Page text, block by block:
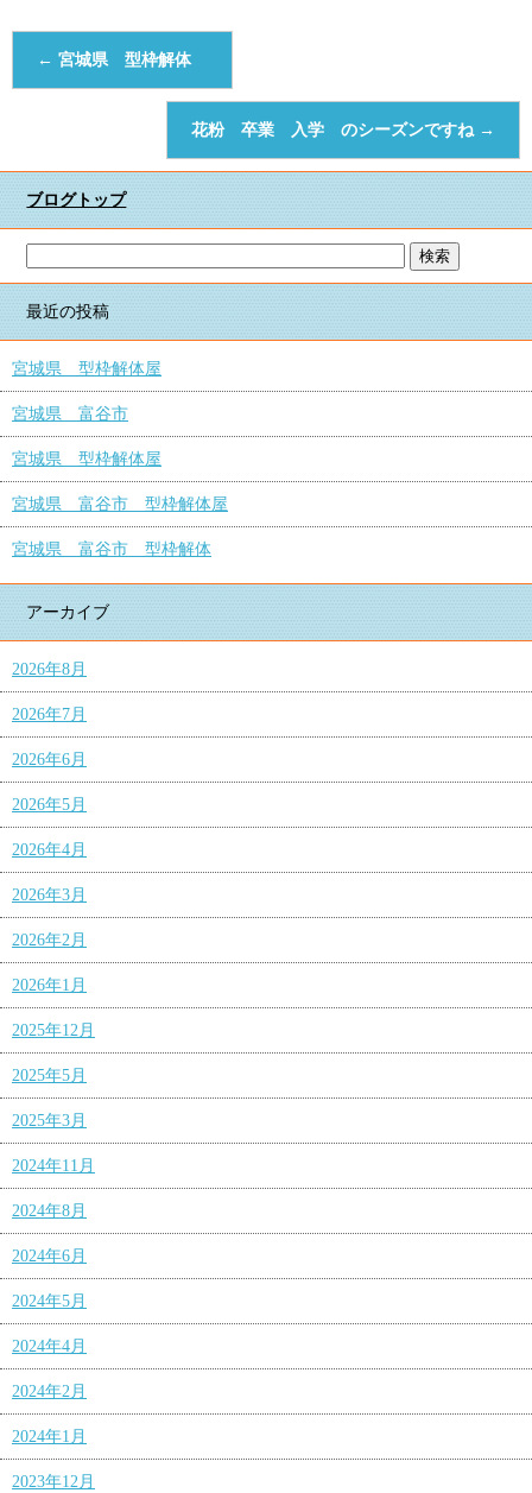
← 宮城県 型枠解体
花粉 卒業 入学 のシーズンですね →
ブログトップ
最近の投稿
宮城県 型枠解体屋
宮城県 富谷市
宮城県 型枠解体屋
宮城県 富谷市 型枠解体屋
宮城県 富谷市 型枠解体
アーカイブ
2026年8月
2026年7月
2026年6月
2026年5月
2026年4月
2026年3月
2026年2月
2026年1月
2025年12月
2025年5月
2025年3月
2024年11月
2024年8月
2024年6月
2024年5月
2024年4月
2024年2月
2024年1月
2023年12月